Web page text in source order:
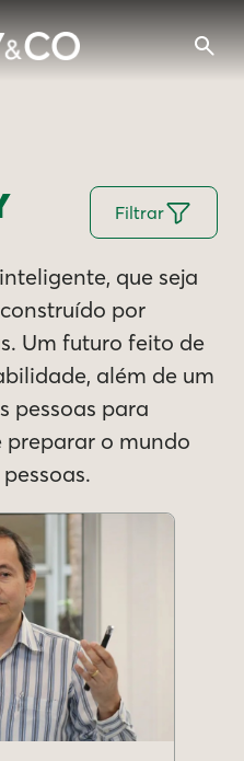
Filtrar
que seja
por
Um futuro feito de
além de um
pessoas para
o mundo